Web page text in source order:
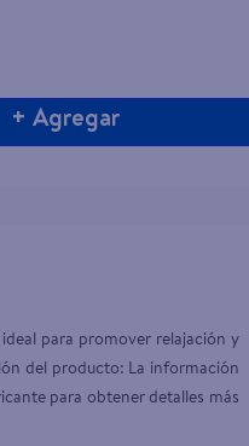
+ Agregar
para promover relajación y
del producto: La información
para obtener detalles más